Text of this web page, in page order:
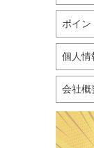
スケー
野球・
ゴルフ
卓球用品
バッグ
ハンド
ラグビ
グラン
ポイン
個人情
会社概